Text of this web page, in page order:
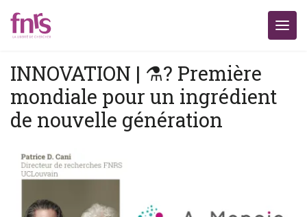
INNOVATION | ⚗️? Première
mondiale pour un ingrédient
de nouvelle génération